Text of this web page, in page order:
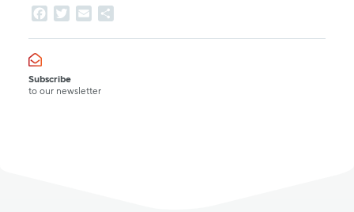
Facebook
Twitter
Email
Subscribe
to our newsletter